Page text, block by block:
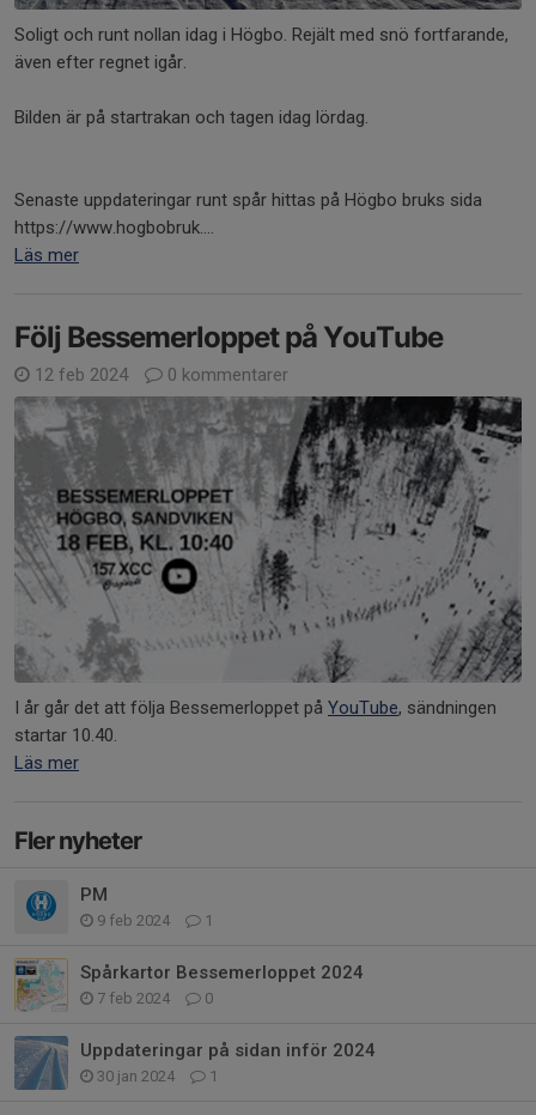
Soligt och runt nollan idag i Högbo. Rejält med snö fortfarande,
även efter regnet igår.
Bilden är på startrakan och tagen idag lördag.
Senaste uppdateringar runt spår hittas på Högbo bruks sida
https://www.hogbobruk....
Läs mer
Följ Bessemerloppet på YouTube
12 feb 2024 0 kommentarer
I år går det att följa Bessemerloppet på YouTube, sändningen
startar 10.40.
Läs mer
Fler nyheter
PM
9 feb 2024 1
Spårkartor Bessemerloppet 2024
7 feb 2024 0
Uppdateringar på sidan inför 2024
30 jan 2024 1